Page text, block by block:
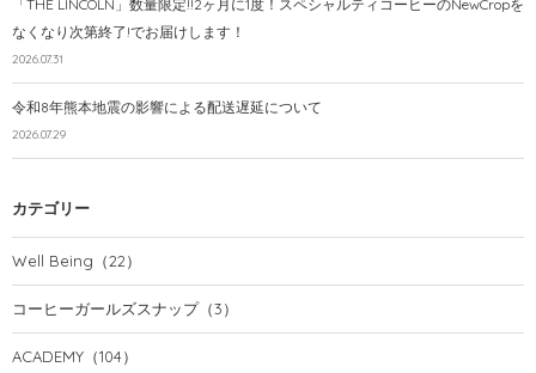
「THE LINCOLN」数量限定!!2ヶ月に1度！スペシャルティコーヒーのNewCropを
なくなり次第終了!でお届けします！
2026.07.31
令和8年熊本地震の影響による配送遅延について
2026.07.29
カテゴリー
Well Being （22）
コーヒーガールズスナップ（3）
ACADEMY （104）